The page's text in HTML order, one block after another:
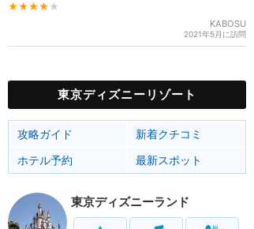
★★★★ ★
KABOSU
2021年5月に訪問
東京ディズニーリゾート
攻略ガイド
新着クチコミ
ホテル予約
最新スポット
東京ディズニーランド